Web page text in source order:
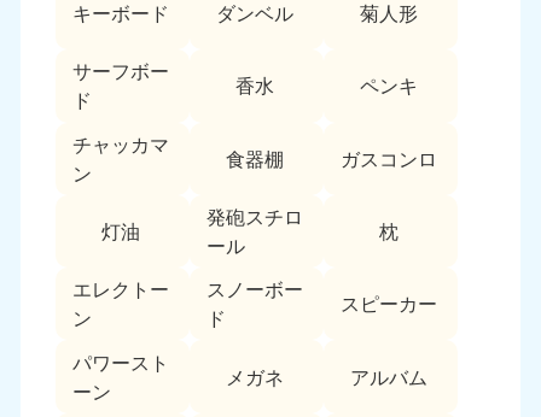
キーボード ダンベル 菊人形
サーフボー
ド
香水 ペンキ
チャッカマ
ン
食器棚 ガスコンロ
灯油
発砲スチロ
ール
枕
エレクトー
ン
スノーボー
ド
スピーカー
パワースト
ーン
メガネ アルバム
9:00〜19:00 年中無休 9:00〜19:00 年中無休
富山県
050-1881-5262
山梨県
050-1881-5263
9:00〜19:00 年中無休
近畿
050-1881-5250
9:00〜19:00 年中無休 9:00〜19:00 年中無休